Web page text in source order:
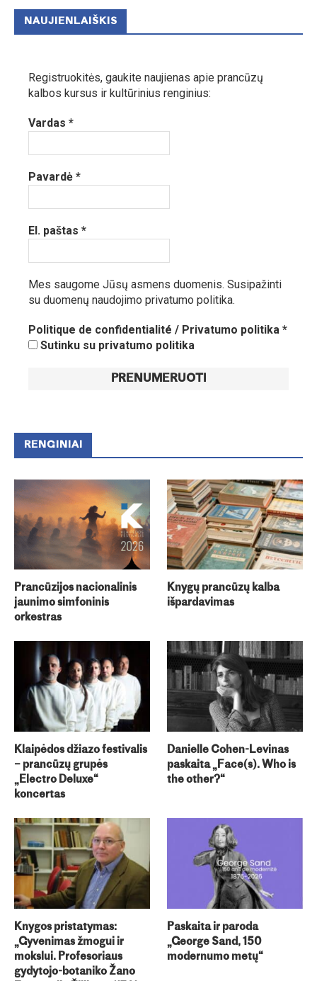
NAUJIENLAIŠKIS
Registruokitės, gaukite naujienas apie prancūzų
kalbos kursus ir kultūrinius renginius:
Vardas *
Pavardė *
El. paštas *
Mes saugome Jūsų asmens duomenis. Susipažinti
su duomenų naudojimo privatumo politika.
Politique de confidentialité / Privatumo politika *
Sutinku su privatumo politika
RENGINIAI
Prancūzijos nacionalinis
jaunimo simfoninis
orkestras
Knygų prancūzų kalba
išpardavimas
Klaipėdos džiazo festivalis
– prancūzų grupės
„Electro Deluxe“
koncertas
Danielle Cohen-Levinas
paskaita „Face(s). Who is
the other?“
Knygos pristatymas:
„Gyvenimas žmogui ir
mokslui. Profesoriaus
gydytojo-botaniko Žano
Paskaita ir paroda
„George Sand, 150
modernumo metų“